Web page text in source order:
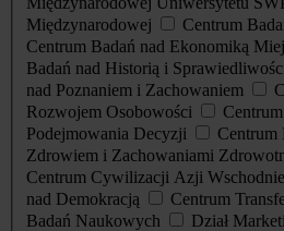
Międzynarodowej
Centrum
Centrum Badań nad Ekonomiką
Badań nad Historią i
nad Poznaniem i Zachowaniem
Rozwojem Osobowości
Podejmowania Decyzji
Centrum
Zdrowiem i Zachowaniami
Centrum Cywilizacji Azji
nad Demokracją
Centrum
Badań Naukowych
Dział